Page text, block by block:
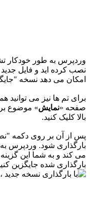
وردپرس به طور خودکار
نصب کرده اید و فایل
امکان می دهد نسخه
برای تم ها نیز می توانید
صفحه «نمایش» موضوع
بالا کلیک کنید.
بارگذاری شود. وردپرس
می کند و به شما این
بارگذاری شده جایگزین